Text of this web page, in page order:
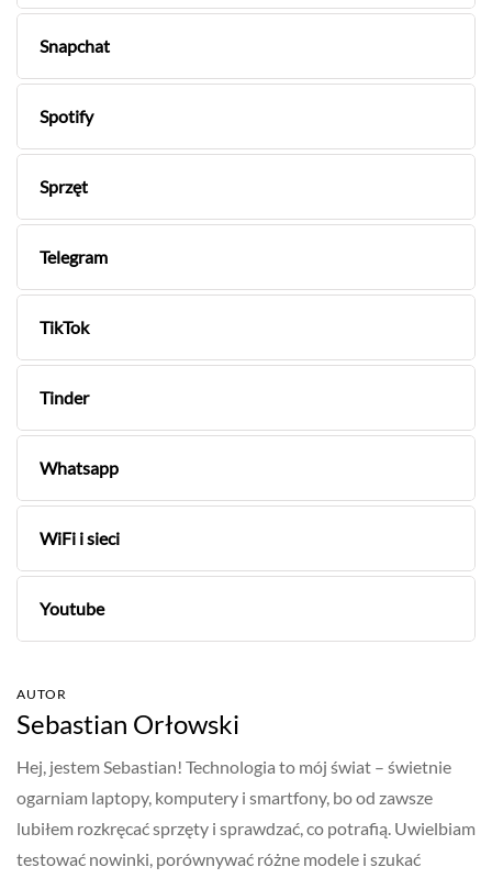
Snapchat
Spotify
Sprzęt
Telegram
TikTok
Tinder
Whatsapp
WiFi i sieci
Youtube
AUTOR
Sebastian Orłowski
Hej, jestem Sebastian! Technologia to mój świat – świetnie
ogarniam laptopy, komputery i smartfony, bo od zawsze
lubiłem rozkręcać sprzęty i sprawdzać, co potrafią. Uwielbiam
testować nowinki, porównywać różne modele i szukać